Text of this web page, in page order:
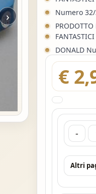
›
Numero
DONALD
€
-
Altri